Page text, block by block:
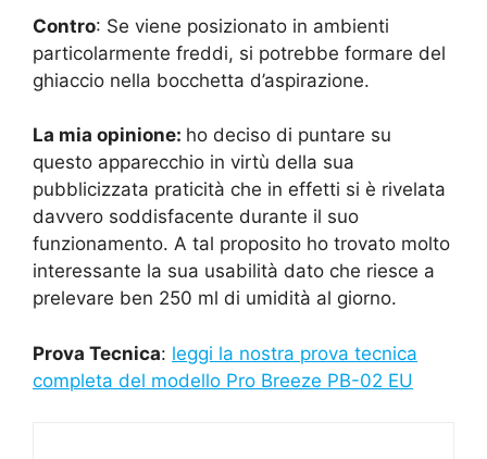
Contro: Se viene posizionato in ambienti
particolarmente freddi, si potrebbe formare del
ghiaccio nella bocchetta d’aspirazione.
La mia opinione: ho deciso di puntare su
questo apparecchio in virtù della sua
pubblicizzata praticità che in effetti si è rivelata
davvero soddisfacente durante il suo
funzionamento. A tal proposito ho trovato molto
interessante la sua usabilità dato che riesce a
prelevare ben 250 ml di umidità al giorno.
Prova Tecnica: leggi la nostra prova tecnica
completa del modello Pro Breeze PB-02 EU